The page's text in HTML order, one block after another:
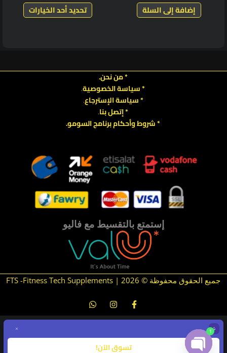
إضافة إلى السلة تحديد أحد الخيارات
* من نحن.
* سياسة الخصوصية.
*سياسةالإسترجاع.
* إتصل بنا.
* شروط وأحكام برنامج السومو.
إستمتع بالتقسيط مع فاليو
جميع الحقوق محفوظة © 2026 | FTS -Fitness Tech Supplements
تسوق الآن!
1